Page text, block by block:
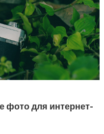
фото для интернет-